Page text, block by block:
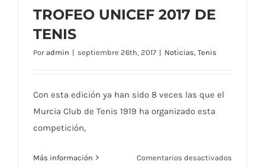
TROFEO UNICEF 2017 DE TENIS
TROFEO UNICEF 2017 DE
TENIS
Por admin | septiembre 26th, 2017 | Noticias, Tenis
Con esta edición ya han sido 8 veces las que el
Murcia Club de Tenis 1919 ha organizado esta
competición,
Más información Comentarios desactivados